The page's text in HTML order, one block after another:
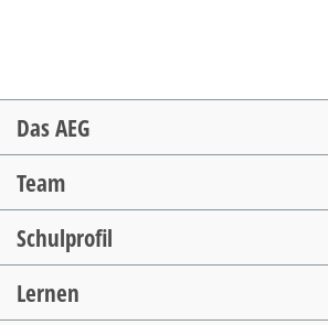
Navigation
überspringen
Das AEG
Team
Schulprofil
Lernen